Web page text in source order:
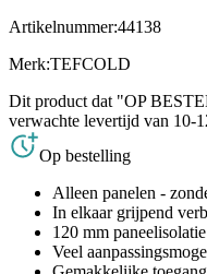
Artikelnummer:44138
Merk:TEFCOLD
Dit product dat "OP
verwachte levertijd van 10-
Op bestelling
Alleen panelen -
In elkaar grijpend
120 mm paneelisolatie
Veel